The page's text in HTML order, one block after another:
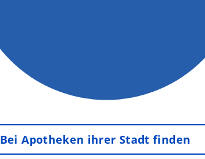
Bei Apotheken ihrer Stadt finden